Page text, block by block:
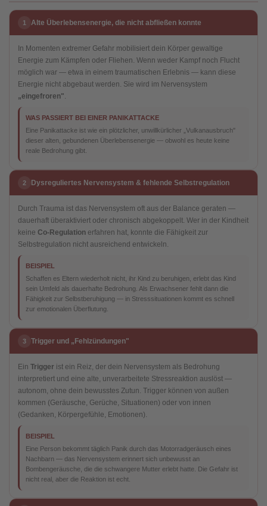
1 Alte Überlebensenergie, die nicht abfließen konnte
In Momenten extremer Gefahr mobilisiert dein Körper gewaltige
Energie zum Kämpfen oder Fliehen. Wenn weder Kampf noch Flucht
möglich war — etwa in einem traumatischen Erlebnis — kann diese
Energie nicht abgebaut werden. Sie wird im Nervensystem
„eingefroren".
WAS PASSIERT BEI EINER PANIKATTACKE
Eine Panikattacke ist wie ein plötzlicher, unwillkürlicher „Vulkanausbruch"
dieser alten, gebundenen Überlebensenergie — obwohl es heute keine
reale Bedrohung gibt.
2 Dysreguliertes Nervensystem & fehlende Selbstregulation
Durch Trauma ist das Nervensystem oft aus der Balance geraten —
dauerhaft überaktiviert oder chronisch abgekoppelt. Wer in der Kindheit
keine Co-Regulation erfahren hat, konnte die Fähigkeit zur
Selbstregulation nicht ausreichend entwickeln.
BEISPIEL
Schaffen es Eltern wiederholt nicht, ihr Kind zu beruhigen, erlebt das Kind
sein Umfeld als dauerhafte Bedrohung. Als Erwachsener fehlt dann die
Fähigkeit zur Selbstberuhigung — in Stresssituationen kommt es schnell
zur emotionalen Überflutung.
3 Trigger und „Fehlzündungen"
Ein Trigger ist ein Reiz, der dein Nervensystem als Bedrohung
interpretiert und eine alte, unverarbeitete Stressreaktion auslöst —
autonom, ohne dein bewusstes Zutun. Trigger können von außen
kommen (Geräusche, Gerüche, Situationen) oder von innen
(Gedanken, Körpergefühle, Emotionen).
BEISPIEL
Eine Person bekommt täglich Panik durch das Motorradgeräusch eines
Nachbarn — das Nervensystem erinnert sich unbewusst an
Bombengeräusche, die die schwangere Mutter erlebt hatte. Die Gefahr ist
nicht real, aber die Reaktion ist echt.